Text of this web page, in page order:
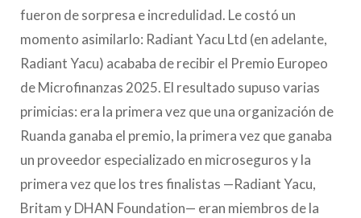
fueron de sorpresa e incredulidad. Le costó un
momento asimilarlo: Radiant Yacu Ltd (en adelante,
Radiant Yacu) acababa de recibir el Premio Europeo
de Microfinanzas 2025. El resultado supuso varias
primicias: era la primera vez que una organización de
Ruanda ganaba el premio, la primera vez que ganaba
un proveedor especializado en microseguros y la
primera vez que los tres finalistas —Radiant Yacu,
Britam y DHAN Foundation— eran miembros de la